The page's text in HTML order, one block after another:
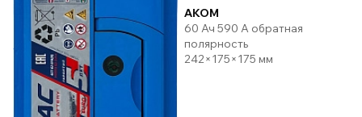
AKOM
60 Ач 590 А обратная
полярность
242×175×175 мм